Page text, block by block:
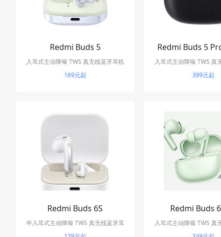
Redmi Buds 5
入耳式主动降噪 TWS 真无线蓝牙耳机
169元起
Redmi Buds 5
入耳式主动降噪 TWS 真
399元起
Redmi Buds 6S
半入耳式主动降噪 TWS 真无线蓝牙耳
Redmi Buds
入耳式主动降噪 TWS 真